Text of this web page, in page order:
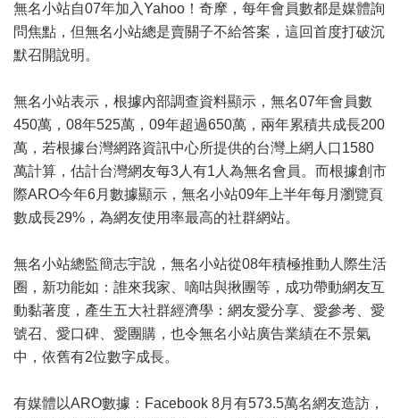
無名小站自07年加入Yahoo！奇摩，每年會員數都是媒體詢
問焦點，但無名小站總是賣關子不給答案，這回首度打破沉
默召開說明。
無名小站表示，根據內部調查資料顯示，無名07年會員數
450萬，08年525萬，09年超過650萬，兩年累積共成長200
萬，若根據台灣網路資訊中心所提供的台灣上網人口1580
萬計算，估計台灣網友每3人有1人為無名會員。而根據創市
際ARO今年6月數據顯示，無名小站09年上半年每月瀏覽頁
數成長29%，為網友使用率最高的社群網站。
無名小站總監簡志宇說，無名小站從08年積極推動人際生活
圈，新功能如：誰來我家、嘀咕與揪團等，成功帶動網友互
動黏著度，產生五大社群經濟學：網友愛分享、愛參考、愛
號召、愛口碑、愛團購，也令無名小站廣告業績在不景氣
中，依舊有2位數字成長。
有媒體以ARO數據：Facebook 8月有573.5萬名網友造訪，